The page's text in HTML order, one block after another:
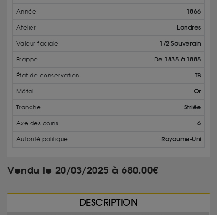
Année 1866
Atelier Londres
Valeur faciale 1/2 Souverain
Frappe De 1835 à 1885
État de conservation TB
Métal Or
Tranche Striée
Axe des coins 6
Autorité politique Royaume-Uni
Vendu le 20/03/2025 à 680.00€
DESCRIPTION